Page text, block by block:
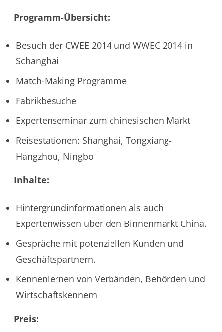
Programm-Übersicht:
Besuch der CWEE 2014 und WWEC 2014 in
Schanghai
Match-Making Programme
Fabrikbesuche
Expertenseminar zum chinesischen Markt
Reisestationen: Shanghai, Tongxiang-
Hangzhou, Ningbo
Inhalte:
Hintergrundinformationen als auch
Expertenwissen über den Binnenmarkt China.
Gespräche mit potenziellen Kunden und
Geschäftspartnern.
Kennenlernen von Verbänden, Behörden und
Wirtschaftskennern
Preis: